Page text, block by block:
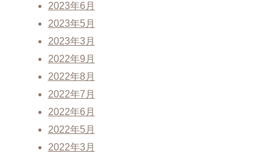
2023年6月
2023年5月
2023年3月
2022年9月
2022年8月
2022年7月
2022年6月
2022年5月
2022年3月